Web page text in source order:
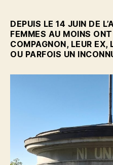
DEPUIS LE 14 JUIN DE
FEMMES AU MOINS
COMPAGNON, LEUR EX,
OU PARFOIS UN